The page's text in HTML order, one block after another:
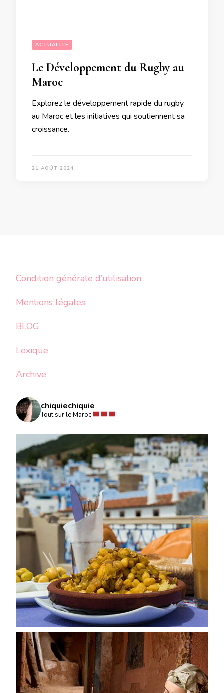
ACTUALITÉ
Le Développement du Rugby au
Maroc
Explorez le développement rapide du rugby
au Maroc et les initiatives qui soutiennent sa
croissance.
21 AOÛT 2024
Condition générale d’utilisation
Mentions légales
BLOG
Lexique
Archive
chiquiechiquie
Tout sur le Maroc